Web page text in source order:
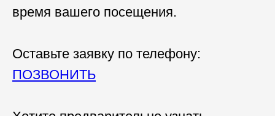
время вашего посещения.
Оставьте заявку по телефону:
ПОЗВОНИТЬ